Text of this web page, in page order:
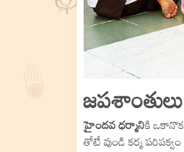
హైందవ ధర్మానికి
తోటే వుండి కర్మ